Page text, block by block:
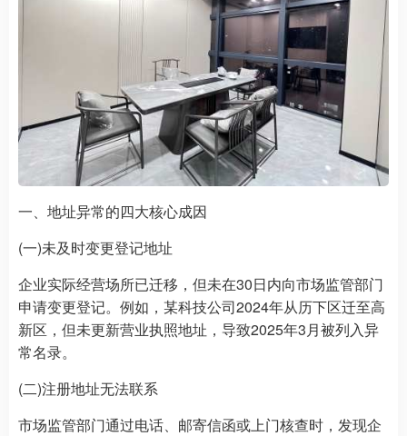
一、地址异常的四大核心成因
(一)未及时变更登记地址
企业实际经营场所已迁移，但未在30日内向市场监管部门
申请变更登记。例如，某科技公司2024年从历下区迁至高
新区，但未更新营业执照地址，导致2025年3月被列入异
常名录。
(二)注册地址无法联系
市场监管部门通过电话、邮寄信函或上门核查时，发现企